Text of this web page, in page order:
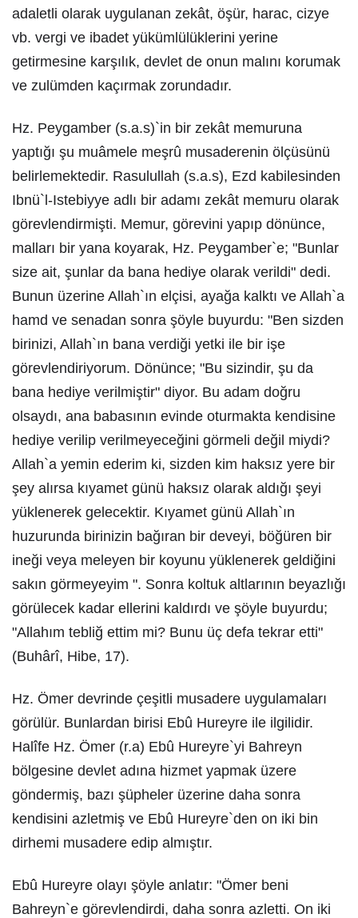
adaletli olarak uygulanan zekât, öşür, harac, cizye
vb. vergi ve ibadet yükümlülüklerini yerine
getirmesine karşılık, devlet de onun malını korumak
ve zulümden kaçırmak zorundadır.
Hz. Peygamber (s.a.s)`in bir zekât memuruna
yaptığı şu muâmele meşrû musaderenin ölçüsünü
belirlemektedir. Rasulullah (s.a.s), Ezd kabilesinden
Ibnü`l-Istebiyye adlı bir adamı zekât memuru olarak
görevlendirmişti. Memur, görevini yapıp dönünce,
malları bir yana koyarak, Hz. Peygamber`e; "Bunlar
size ait, şunlar da bana hediye olarak verildi" dedi.
Bunun üzerine Allah`ın elçisi, ayağa kalktı ve Allah`a
hamd ve senadan sonra şöyle buyurdu: "Ben sizden
birinizi, Allah`ın bana verdiği yetki ile bir işe
görevlendiriyorum. Dönünce; "Bu sizindir, şu da
bana hediye verilmiştir" diyor. Bu adam doğru
olsaydı, ana babasının evinde oturmakta kendisine
hediye verilip verilmeyeceğini görmeli değil miydi?
Allah`a yemin ederim ki, sizden kim haksız yere bir
şey alırsa kıyamet günü haksız olarak aldığı şeyi
yüklenerek gelecektir. Kıyamet günü Allah`ın
huzurunda birinizin bağıran bir deveyi, böğüren bir
ineği veya meleyen bir koyunu yüklenerek geldiğini
sakın görmeyeyim ". Sonra koltuk altlarının beyazlığı
görülecek kadar ellerini kaldırdı ve şöyle buyurdu;
"Allahım tebliğ ettim mi? Bunu üç defa tekrar etti"
(Buhârî, Hibe, 17).
Hz. Ömer devrinde çeşitli musadere uygulamaları
görülür. Bunlardan birisi Ebû Hureyre ile ilgilidir.
Halîfe Hz. Ömer (r.a) Ebû Hureyre`yi Bahreyn
bölgesine devlet adına hizmet yapmak üzere
göndermiş, bazı şüpheler üzerine daha sonra
kendisini azletmiş ve Ebû Hureyre`den on iki bin
dirhemi musadere edip almıştır.
Ebû Hureyre olayı şöyle anlatır: "Ömer beni
Bahreyn`e görevlendirdi, daha sonra azletti. On iki